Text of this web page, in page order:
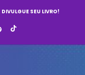
DIVULGUE SEU LIVRO!